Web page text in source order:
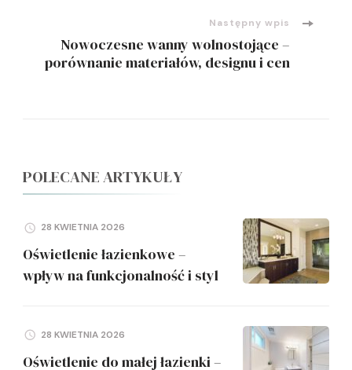
Następny wpis
Nowoczesne wanny wolnostojące –
porównanie materiałów, designu i cen
POLECANE ARTYKUŁY
28 KWIETNIA 2026
Oświetlenie łazienkowe –
wpływ na funkcjonalność i styl
28 KWIETNIA 2026
Oświetlenie do małej łazienki –